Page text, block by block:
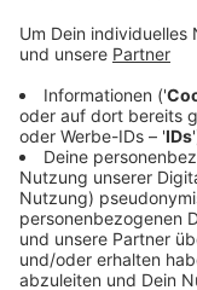
Seit den Fridays
stärkeren
Bevölkerung,
gewonnen. Die
Jahren um mehr
rund 115
Samstag schon